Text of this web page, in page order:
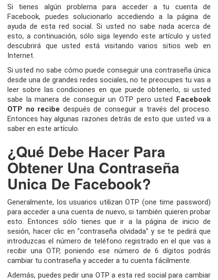
Si tienes algún problema para acceder a tu cuenta de
Facebook, puedes solucionarlo accediendo a la página de
ayuda de esta red social. Si usted no sabe nada acerca de
esto, a continuación, sólo siga leyendo este artículo y usted
descubrirá que usted está visitando varios sitios web en
Internet.
Si usted no sabe cómo puede conseguir una contraseña única
desde una de grandes redes sociales, no te preocupes tu vas a
leer sobre las condiciones en que puede obtenerlo, si usted
sabe la manera de conseguir un OTP pero usted Facebook
OTP no recibe después de conseguir a través del proceso.
Entonces hay algunas razones detrás de esto que usted va a
saber en este artículo.
¿Qué Debe Hacer Para
Obtener Una Contraseña
Unica De Facebook?
Generalmente, los usuarios utilizan OTP (one time password)
para acceder a una cuenta de nuevo, si también quieren probar
esto. Entonces sólo tienes que ir a la página de inicio de
sesión, hacer clic en "contraseña olvidada" y se te pedirá que
introduzcas el número de teléfono registrado en el que vas a
recibir una OTP, poniendo ese número de 6 dígitos podrás
cambiar tu contraseña y acceder a tu cuenta fácilmente.
Además, puedes pedir una OTP a esta red social para cambiar